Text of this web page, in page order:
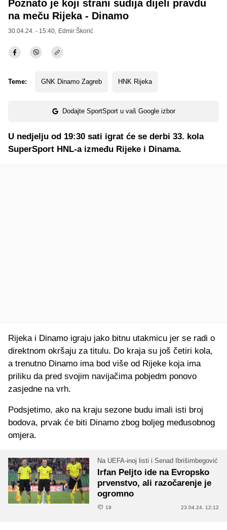
Poznato je koji strani sudija dijeli pravdu
na meču Rijeka - Dinamo
30.04.24. - 15:40, Edmir Škorić
Teme: GNK Dinamo Zagreb HNK Rijeka
Dodajte SportSport u vaš Google izbor
U nedjelju od 19:30 sati igrat će se derbi 33. kola
SuperSport HNL-a između Rijeke i Dinama.
Rijeka i Dinamo igraju jako bitnu utakmicu jer se radi o
direktnom okršaju za titulu. Do kraja su još četiri kola,
a trenutno Dinamo ima bod više od Rijeke koja ima
priliku da pred svojim navijačima pobjedm ponovo
zasjedne na vrh.
Podsjetimo, ako na kraju sezone budu imali isti broj
bodova, prvak će biti Dinamo zbog boljeg međusobnog
omjera.
Na UEFA-inoj listi i Senad Ibrišimbegović
Irfan Peljto ide na Evropsko
prvenstvo, ali razočarenje je
ogromno
19 23.04.24. 12:12